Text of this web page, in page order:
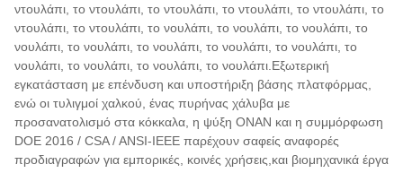
ντουλάπι, το ντουλάπι, το ντουλάπι, το ντουλάπι, το ντουλάπι, το
ντουλάπι, το ντουλάπι, το νουλάπι, το νουλάπι, το νουλάπι, το
νουλάπι, το νουλάπι, το νουλάπι, το νουλάπι, το νουλάπι, το
νουλάπι, το νουλάπι, το νουλάπι, το νουλάπι.Εξωτερική
εγκατάσταση με επένδυση και υποστήριξη βάσης πλατφόρμας,
ενώ οι τυλιγμοί χαλκού, ένας πυρήνας χάλυβα με
προσανατολισμό στα κόκκαλα, η ψύξη ONAN και η συμμόρφωση
DOE 2016 / CSA / ANSI-IEEE παρέχουν σαφείς αναφορές
προδιαγραφών για εμπορικές, κοινές χρήσεις,και βιομηχανικά έργα